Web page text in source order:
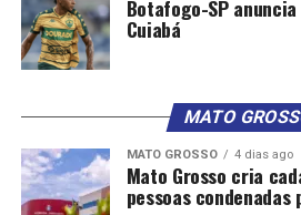
eleições de Santa Quitéria atingiu
se deu de diferentes formas,
intimidação pública, mediante
“As inscrições expressavam
Vermelho e continham ameaças
votasse no adversário de
como: ‘Quem apoiar o Tomas vai
Botafogo-SP
Cuiabá
MATO
MATO GROSSO 4 dias ago
Mato Grosso cria
pessoas